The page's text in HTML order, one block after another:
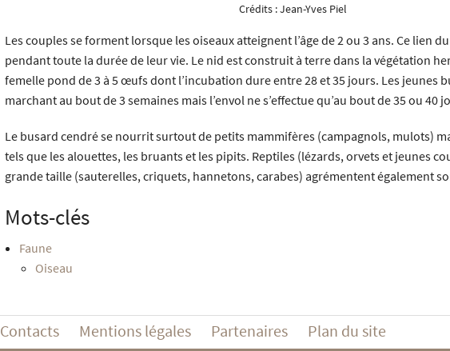
Crédits :Jean-Yves Piel
Les couples se forment lorsque les oiseaux atteignent l’âge de 2 ou 3 ans. Ce lien
pendant toute la durée de leur vie. Le nid est construit à terre dans la végétation
femelle pond de 3 à 5 œufs dont l’incubation dure entre 28 et 35 jours. Les jeunes
marchant au bout de 3 semaines mais l’envol ne s’effectue qu’au bout de 35 ou 40
Le busard cendré se nourrit surtout de petits mammifères (campagnols, mulots)
tels que les alouettes, les bruants et les pipits. Reptiles (lézards, orvets et jeunes
grande taille (sauterelles, criquets, hannetons, carabes) agrémentent également
Mots-clés
Faune
Oiseau
Contacts Mentions légales Partenaires Plan du site